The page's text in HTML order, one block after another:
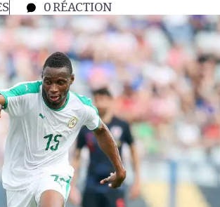
0RÉACTION